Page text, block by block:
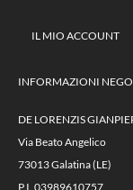
IL MIO ACCOUNT
INFORMAZIONI
DE LORENZIS
Via Beato Angelico
73013 Galatina (LE)
P.I. 03989610757